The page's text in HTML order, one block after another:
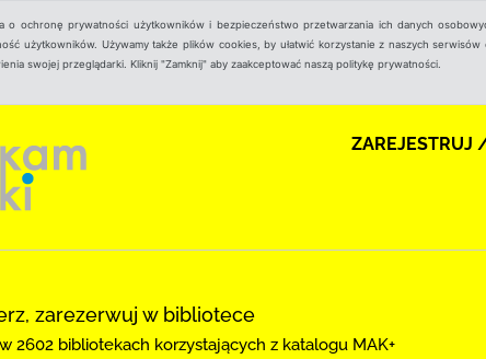
o ochronę prywatności użytkowników i bezpieczeństwo przetwarzania ich danych
użytkowników. Używamy także plików cookies, by ułatwić korzystanie z naszych
swojej przeglądarki. Kliknij "Zamknij" aby zaakceptować naszą politykę prywatności.
ZAREJESTRUJ
zarezerwuj w bibliotece
2602 bibliotekach korzystających z katalogu MAK+